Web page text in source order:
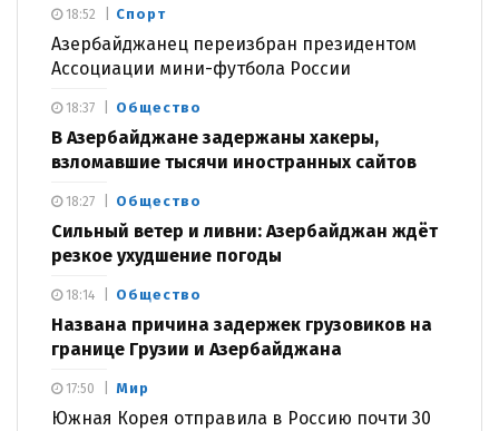
Спорт
Азербайджанец переизбран президентом
Ассоциации мини-футбола России
18:52
Общество
В Азербайджане задержаны хакеры,
взломавшие тысячи иностранных сайтов
18:37
Общество
Сильный ветер и ливни: Азербайджан ждёт
резкое ухудшение погоды
18:27
Общество
Названа причина задержек грузовиков на
границе Грузии и Азербайджана
18:14
Мир
Южная Корея отправила в Россию почти 30
17:50